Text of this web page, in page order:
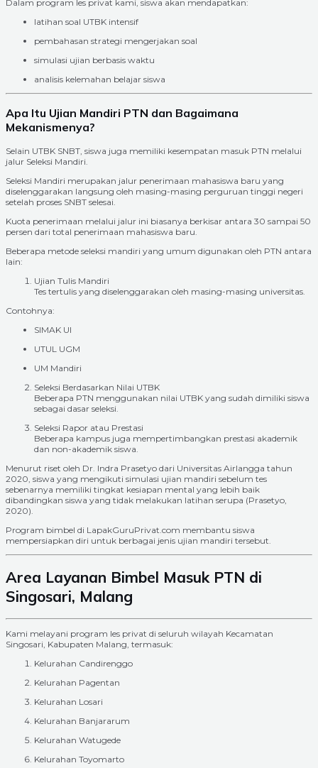
Dalam program les privat kami, siswa akan mendapatkan:
latihan soal UTBK intensif
pembahasan strategi mengerjakan soal
simulasi ujian berbasis waktu
analisis kelemahan belajar siswa
Apa Itu Ujian Mandiri PTN dan Bagaimana
Mekanismenya?
Selain UTBK SNBT, siswa juga memiliki kesempatan masuk PTN melalui
jalur Seleksi Mandiri.
Seleksi Mandiri merupakan jalur penerimaan mahasiswa baru yang
diselenggarakan langsung oleh masing-masing perguruan tinggi negeri
setelah proses SNBT selesai.
Kuota penerimaan melalui jalur ini biasanya berkisar antara 30 sampai 50
persen dari total penerimaan mahasiswa baru.
Beberapa metode seleksi mandiri yang umum digunakan oleh PTN antara
lain:
Ujian Tulis Mandiri
Tes tertulis yang diselenggarakan oleh masing-masing universitas.
Contohnya:
SIMAK UI
UTUL UGM
UM Mandiri
Seleksi Berdasarkan Nilai UTBK
Beberapa PTN menggunakan nilai UTBK yang sudah dimiliki siswa
sebagai dasar seleksi.
Seleksi Rapor atau Prestasi
Beberapa kampus juga mempertimbangkan prestasi akademik
dan non-akademik siswa.
Menurut riset oleh Dr. Indra Prasetyo dari Universitas Airlangga tahun
2020, siswa yang mengikuti simulasi ujian mandiri sebelum tes
sebenarnya memiliki tingkat kesiapan mental yang lebih baik
dibandingkan siswa yang tidak melakukan latihan serupa (Prasetyo,
2020).
Program bimbel di LapakGuruPrivat.com membantu siswa
mempersiapkan diri untuk berbagai jenis ujian mandiri tersebut.
Area Layanan Bimbel Masuk PTN di
Singosari, Malang
Kami melayani program les privat di seluruh wilayah Kecamatan
Singosari, Kabupaten Malang, termasuk:
Kelurahan Candirenggo
Kelurahan Pagentan
Kelurahan Losari
Kelurahan Banjararum
Kelurahan Watugede
Kelurahan Toyomarto